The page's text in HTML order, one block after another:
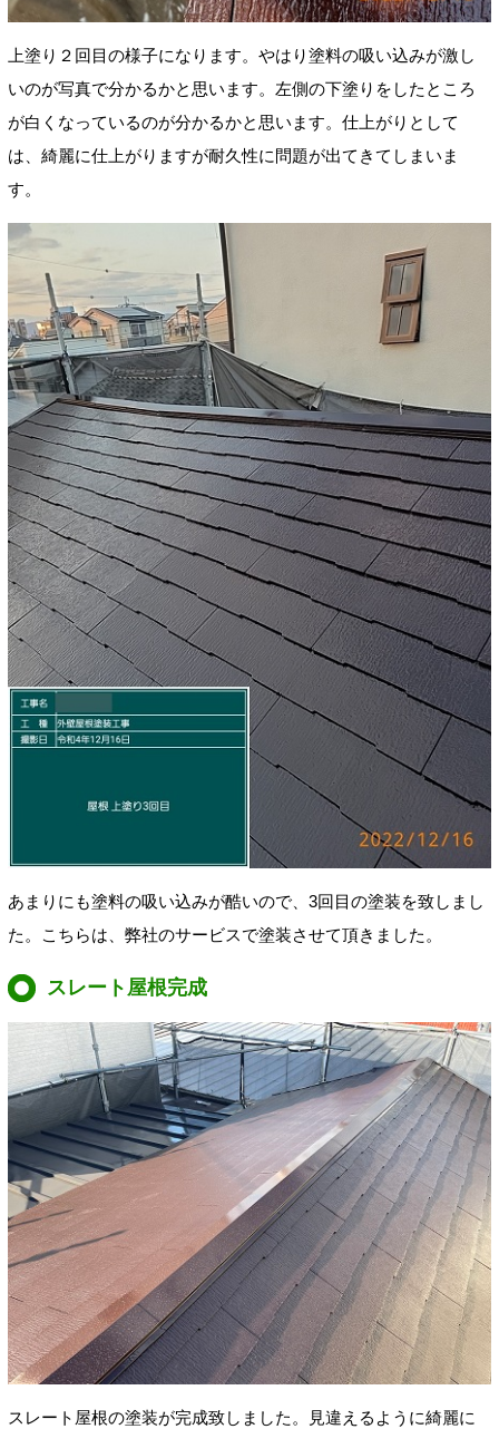
上塗り２回目の様子になります。やはり塗料の吸い込みが激し
いのが写真で分かるかと思います。左側の下塗りをしたところ
が白くなっているのが分かるかと思います。仕上がりとして
は、綺麗に仕上がりますが耐久性に問題が出てきてしまいま
す。
あまりにも塗料の吸い込みが酷いので
3回目の塗装を致しまし
た。
こちらは、弊社のサービスで塗装させて頂きました。
スレート屋根完成
スレート屋根の塗装が完成致しました。見違えるように綺麗に